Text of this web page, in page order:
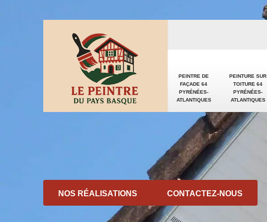
PEINTRE DE
FAÇADE 64
PYRÉNÉES-
ATLANTIQUES
PEINTURE SUR
TOITURE 64
PYRÉNÉES-
ATLANTIQUES
NOS RÉALISATIONS CONTACTEZ-NOUS